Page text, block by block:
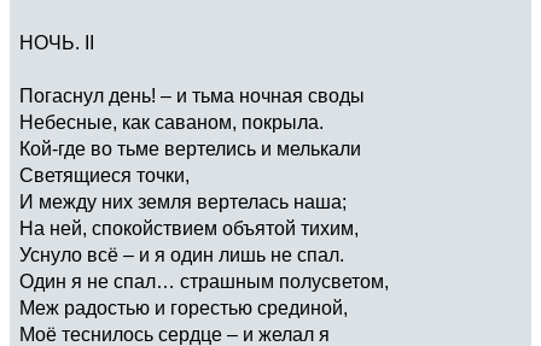
НОЧЬ. II
Погаснул день! – и тьма ночная своды
Небесные, как саваном, покрыла.
Кой-где во тьме вертелись и мелькали
Светящиеся точки,
И между них земля вертелась наша;
На ней, спокойствием объятой тихим,
Уснуло всё – и я один лишь не спал.
Один я не спал… страшным полусветом,
Меж радостью и горестью срединой,
Моё теснилось сердце – и желал я